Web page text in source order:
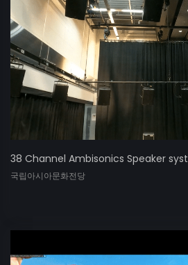
38 Channel Ambisonics Speaker
국립아시아문화전당